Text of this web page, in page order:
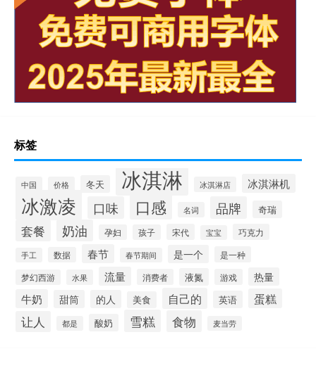
标签
中国 价格 冬天 冰淇淋 冰淇淋店 冰淇淋机
冰激凌 口味 口感 名词 品牌 奇瑞
套餐 奶油 孕妇 孩子 宋代 宝宝 巧克力
手工 数据 春节 春节期间 是一个 是一种
梦幻西游 水果 流量 消费者 液氮 游戏 热量
牛奶 甜筒 的人 美食 自己的 英语 蛋糕
让人 都是 酸奶 雪糕 食物 麦当劳